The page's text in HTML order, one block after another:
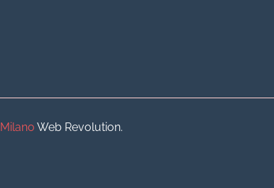
Web Revolution.